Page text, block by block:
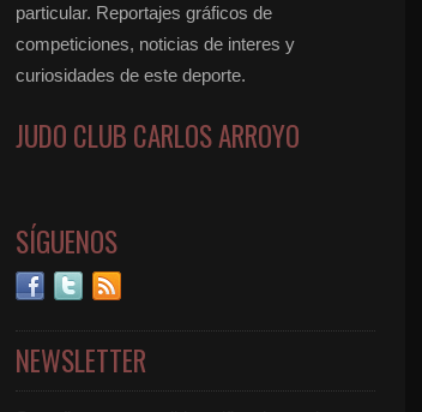
particular. Reportajes gráficos de
competiciones, noticias de interes y
curiosidades de este deporte.
JUDO CLUB CARLOS ARROYO
SÍGUENOS
NEWSLETTER